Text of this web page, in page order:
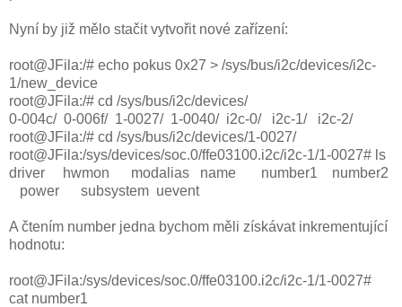
Nyní by již mělo stačit vytvořit nové zařízení:
root@JFila:/# echo pokus 0x27 > /sys/bus/i2c/devices/i2c-
1/new_device
root@JFila:/# cd /sys/bus/i2c/devices/
0-004c/ 0-006f/ 1-0027/ 1-0040/ i2c-0/ i2c-1/ i2c-2/
root@JFila:/# cd /sys/bus/i2c/devices/1-0027/
root@JFila:/sys/devices/soc.0/ffe03100.i2c/i2c-1/1-0027# ls
driver hwmon modalias name number1 number2
power subsystem uevent
A čtením number jedna bychom měli získávat inkrementující
hodnotu:
root@JFila:/sys/devices/soc.0/ffe03100.i2c/i2c-1/1-0027#
cat number1